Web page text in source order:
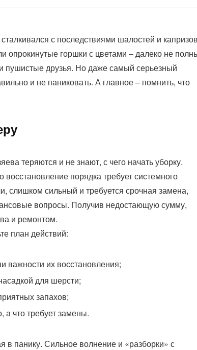
с последствиями шалостей и
опрокинутые горшки с цветами – далеко не
пушистые друзья. Но даже самый серьезный
и не паниковать. А главное – помнить, что
теряются и не знают, с чего начать уборку.
порядка требует системного
слишком сильный и требуется срочная замена,
вопросы. Получив недостающую сумму,
и ремонтом.
план действий:
важности их восстановления;
для шерсти;
запахов;
а что требует замены.
в панику. Сильное волнение и «разборки» с